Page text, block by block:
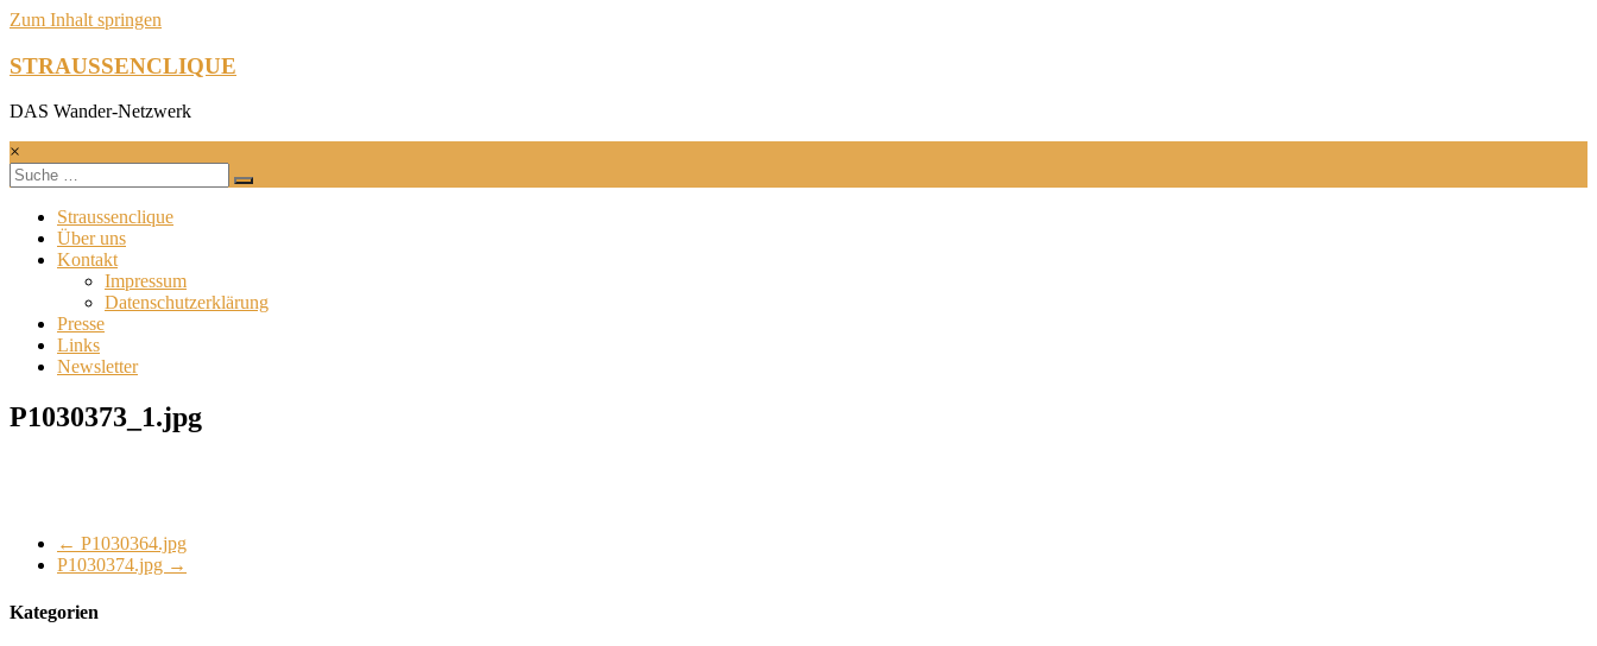
Zum Inhalt springen
STRAUSSENCLIQUE
DAS Wander-Netzwerk
×
Straussenclique
Über uns
Kontakt
Impressum
Datenschutzerklärung
Presse
Links
Newsletter
P1030373_1.jpg
← P1030364.jpg
P1030374.jpg →
Kategorien